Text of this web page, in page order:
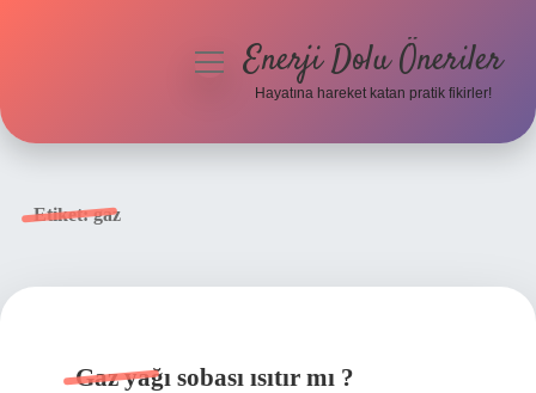
menüyüEnerji Dolu Öneriler
Hayatına hareket katan pratik fikirler!
Etiket:gaz
Gaz yağı sobası ısıtır mı ?